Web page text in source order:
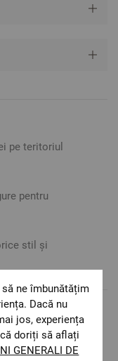
franjurii
ușor culoarea
pe teritoriul
pentru
stil și
ne îmbunătățim
Dacă nu
jos, experiența
doriți să aflați
GENERALI DE